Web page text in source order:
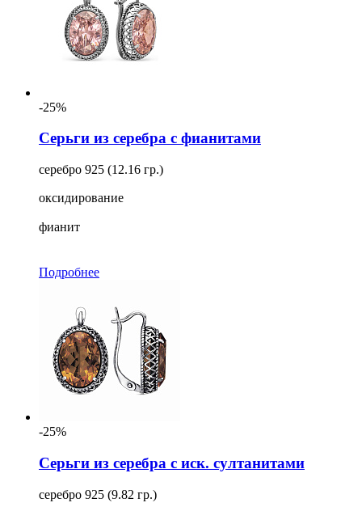
-25%
Серьги из серебра с фианитами
серебро 925 (12.16 гр.)
оксидирование
фианит
Подробнее
-25%
Серьги из серебра с иск. султанитами
серебро 925 (9.82 гр.)